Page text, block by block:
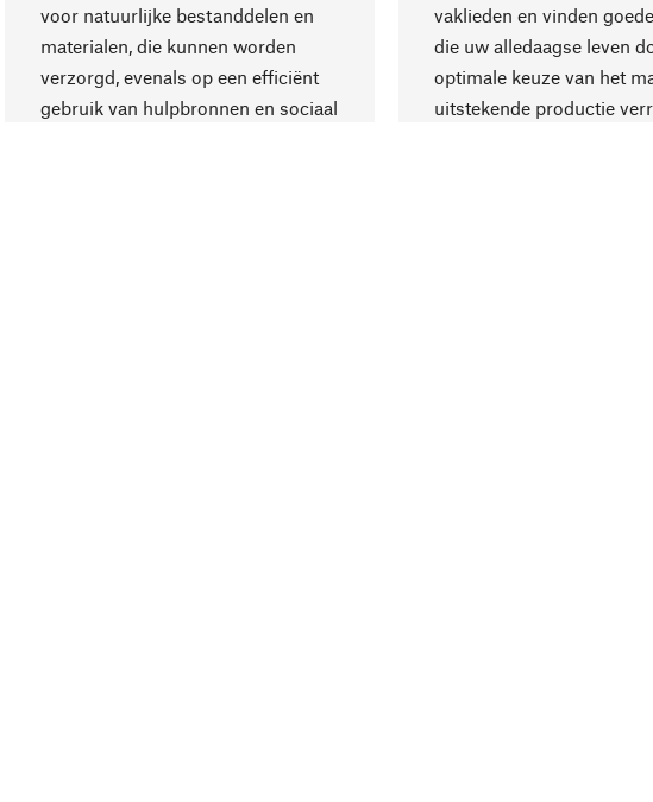
voor natuurlijke bestanddelen en
materialen, die kunnen worden
verzorgd, evenals op een efficiënt
gebruik van hulpbronnen en sociaal
vaklieden en vinden
die uw alledaagse leven
optimale keuze van het
uitstekende productie